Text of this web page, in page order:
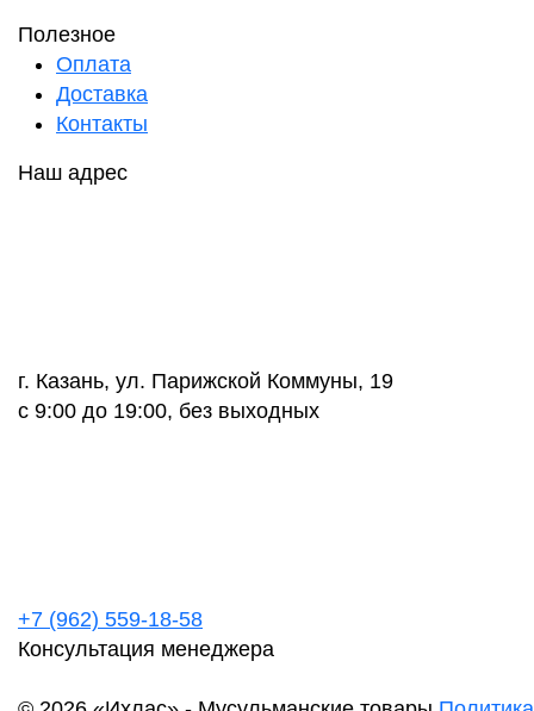
Полезное
Оплата
Доставка
Контакты
Наш адрес
г. Казань, ул. Парижской Коммуны, 19
с 9:00 до 19:00, без выходных
+7 (962) 559-18-58
Консультация менеджера